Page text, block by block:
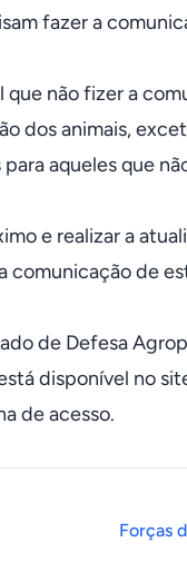
fazer a
não fizer a
dos animais,
aqueles que
e realizar a
de
de Defesa
disponível no
de acesso.
Forças